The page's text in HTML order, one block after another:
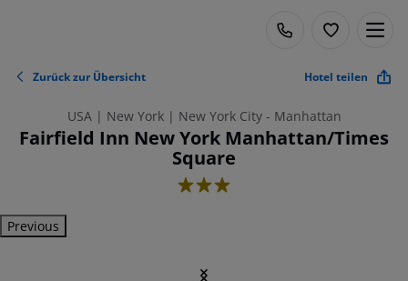
Zurück zur Übersicht Hotel teilen
USA | New York | New York City - Manhattan
Fairfield Inn New York Manhattan/Times
Square
3
Previous